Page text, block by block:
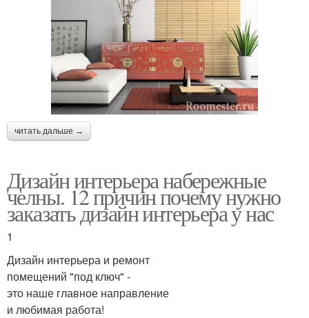
читать дальше →
Дизайн интерьера набережные
челны. 12 причин почему нужно
заказать дизайн интерьера у нас
1
Дизайн интерьера и ремонт
помещений "под ключ" -
это наше главное направление
и любимая работа!